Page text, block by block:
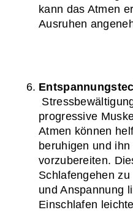
kann das Atmen
Ausruhen
progressive
Atmen können
beruhigen und
vorzubereiten.
Schlafengehen
und Anspannung
Einschlafen